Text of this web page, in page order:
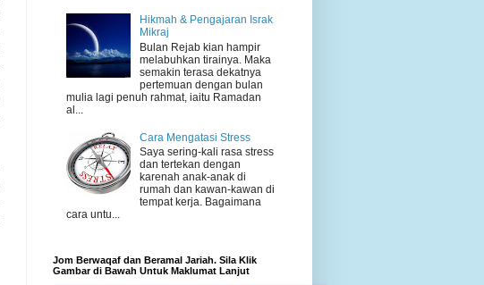
Hikmah & Pengajaran Israk
Mikraj
Bulan Rejab kian hampir
melabuhkan tirainya. Maka
semakin terasa dekatnya
pertemuan dengan bulan
mulia lagi penuh rahmat, iaitu Ramadan
al...
Cara Mengatasi Stress
Saya sering-kali rasa stress
dan tertekan dengan
karenah anak-anak di
rumah dan kawan-kawan di
tempat kerja. Bagaimana
cara untu...
Jom Berwaqaf dan Beramal Jariah. Sila Klik
Gambar di Bawah Untuk Maklumat Lanjut